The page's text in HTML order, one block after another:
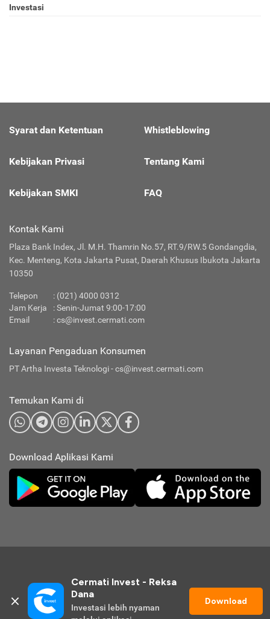
Investasi
Syarat dan Ketentuan
Kebijakan Privasi
Kebijakan SMKI
Whistleblowing
Tentang Kami
FAQ
Kontak Kami
Plaza Bank Index, Jl. M.H. Thamrin No.57, RT.9/RW.5 Gondangdia,
Kec. Menteng, Kota Jakarta Pusat, Daerah Khusus Ibukota Jakarta
10350
Telepon : (021) 4000 0312
Jam Kerja
: Senin-Jumat 9:00-17:00
Email
:cs@invest.cermati.com
Layanan Pengaduan Konsumen
PT Artha Investa Teknologi -cs@invest.cermati.com
Temukan Kami di
Download Aplikasi Kami
© 2026 Cermati Invest. All Rights Reserved.
Cermati Invest - Reksa
Dana
Investasi lebih nyaman
Download